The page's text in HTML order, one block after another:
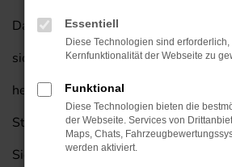
Dass ein Hyundai BAYON in jede
sich von selbst. Entsprechend
herausragende Fahrzeug auch für
Stuttgart und lassen Sie gerne bei
Sie Ihren nächsten Hyundai BAYON
Essentiell
Diese Technologien sind erforderlich,
Kernfunktionalität der Webseite zu
Funktional
Diese Technologien bieten die
der Webseite. Services von
Maps, Chats,
werden aktiviert.